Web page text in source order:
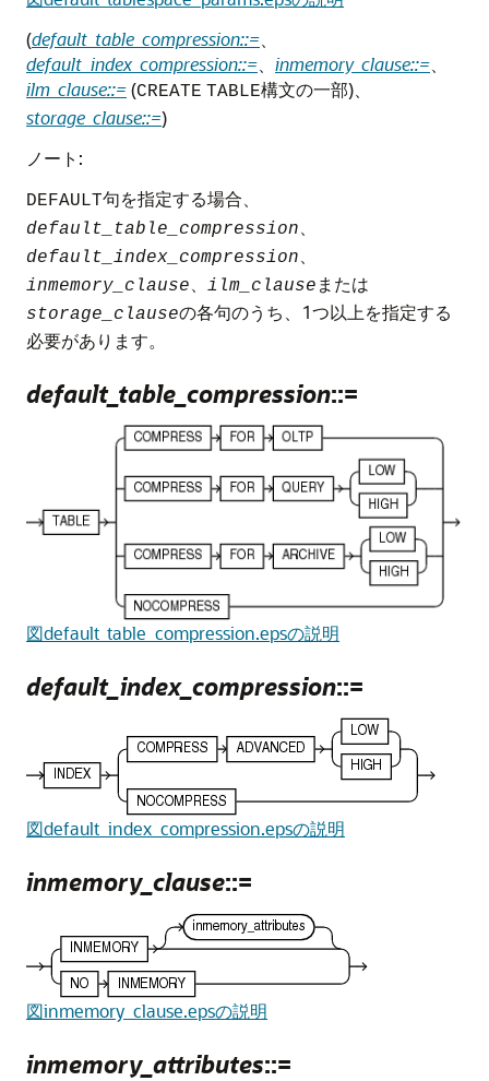
(default_table_compression::=
default_index_compression::=
inmemory_clause::=
ilm_clause::=(CREATE TABLE構文の一部)、
storage_clause::=)
ノート:
DEFAULT句を指定する場合、
default_table_compression
default_index_compression
inmemory_clause ilm_clause または
storage_clauseの各句のうち、1つ以上を指定する
必要があります。
default_table_compression::=
図default_table_compression.epsの説明
default_index_compression::=
図default_index_compression.epsの説明
inmemory_clause::=
図inmemory_clause.epsの説明
inmemory_attributes::=